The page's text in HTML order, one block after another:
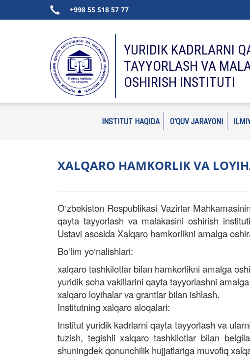
+998 55 518 57 77
YURIDIK KADRLARNI
TAYYORLASH VA
OSHIRISH INSTITUTI
INSTITUT HAQIDA O'QUV JARAYONI
XALQARO HAMKORLIK VA
O‘zbekiston Respublikasi Vazirlar
qayta tayyorlash va malakasini oshirish
Ustavi asosida Xalqaro hamkorlikni amalga
Bo‘lim yo‘nalishlari:
xalqaro tashkilotlar bilan hamkorlikni amalga
yuridik soha vakillarini qayta tayyorlashni
xalqaro loyihalar va grantlar bilan ishlash.
Institutning xalqaro aloqalari:
Institut yuridik kadrlarni qayta tayyorlash va
tuzish, tegishli xalqaro tashkilotlar bilan
shuningdek qonunchilik hujjatlariga muvofiq